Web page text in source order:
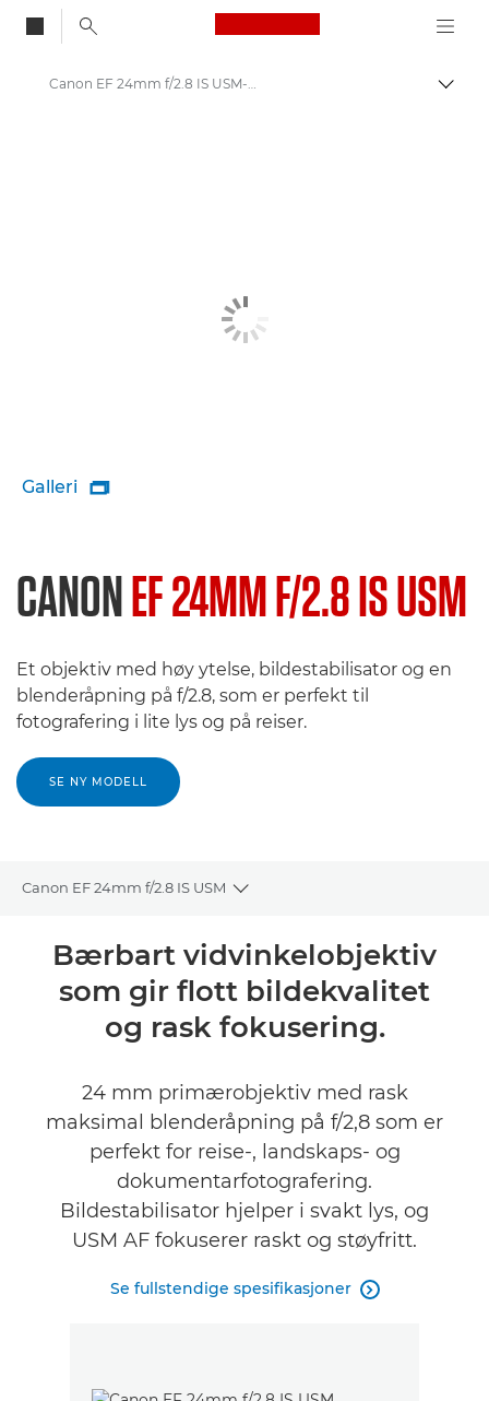
Canon Logo, back
Canon EF 24mm f/2.8 IS USM-objektiv
Galleri 
CANONEF 24MM F/2.8 IS USM
Et objektiv med høy ytelse, bildestabilisator og en
blenderåpning på f/2.8, som er perfekt til
fotografering i lite lys og på reiser.
SE NY MODELL
Canon EF 24mm f/2.8 IS USM
Toggle breadcrumbs
Oversikt
Spesifikasjoner
Bærbart vidvinkelobjektiv
som gir flott bildekvalitet
og rask fokusering.
24 mm primærobjektiv med rask
maksimal blenderåpning på f/2,8 som er
perfekt for reise-, landskaps- og
dokumentarfotografering.
Bildestabilisator hjelper i svakt lys, og
USM AF fokuserer raskt og støyfritt.
Se fullstendige spesifikasjoner 